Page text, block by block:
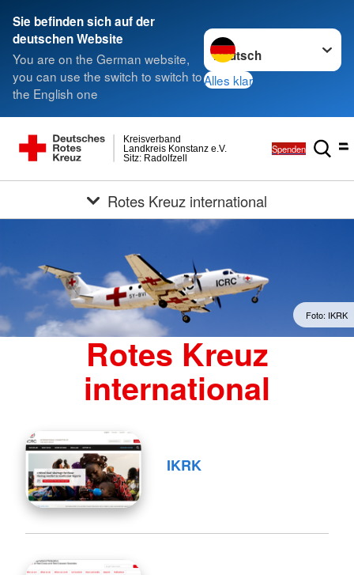
Sie befinden sich auf der
deutschen Website
You are on the German website,
you can use the switch to switch to
the English one
Sprache wechseln zu
Alles klar
Sitz: Radolfzell
Landkreis Konstanz e.V.
Kreisverband
Spenden
Rotes Kreuz international
Foto: IKRK
Rotes Kreuz
international
IKRK